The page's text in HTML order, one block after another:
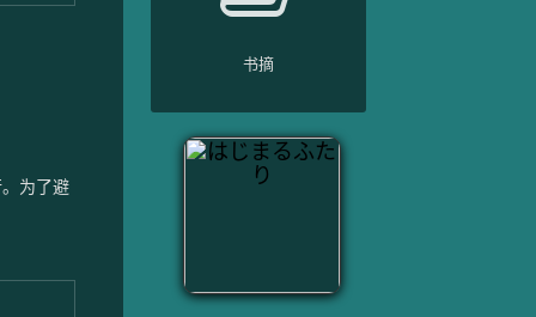
为了避
书摘